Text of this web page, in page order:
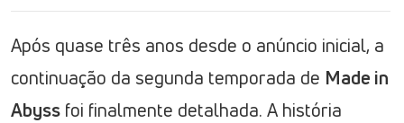
Após quase três anos desde o anúncio inicial, a
continuação da segunda temporada de Made in
Abyss foi finalmente detalhada. A história